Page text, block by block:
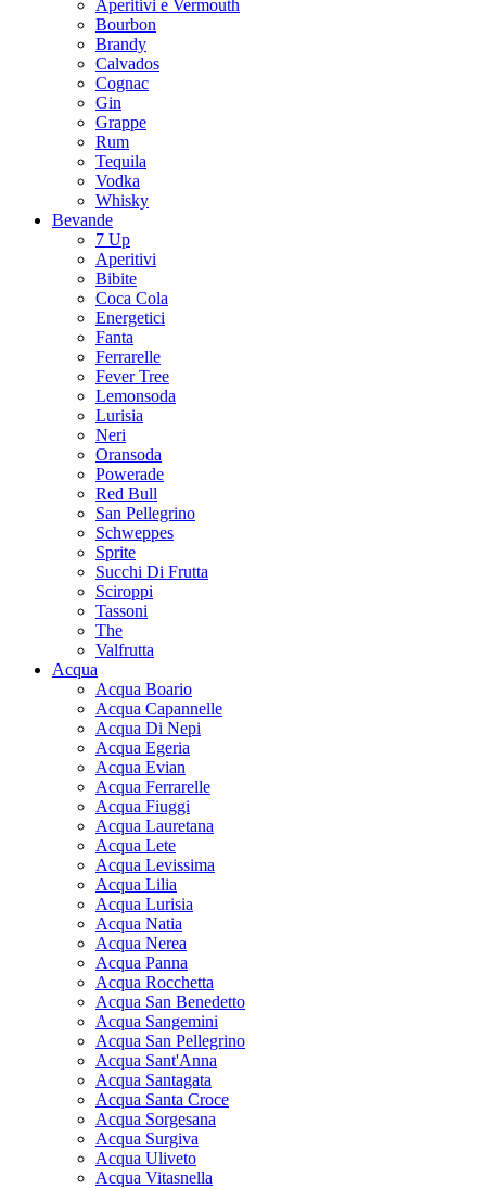
Aperitivi e Vermouth
Bourbon
Brandy
Calvados
Cognac
Gin
Grappe
Rum
Tequila
Vodka
Whisky
Bevande
7 Up
Aperitivi
Bibite
Coca Cola
Energetici
Fanta
Ferrarelle
Fever Tree
Lemonsoda
Lurisia
Neri
Oransoda
Powerade
Red Bull
San Pellegrino
Schweppes
Sprite
Succhi Di Frutta
Sciroppi
Tassoni
The
Valfrutta
Acqua
Acqua Boario
Acqua Capannelle
Acqua Di Nepi
Acqua Egeria
Acqua Evian
Acqua Ferrarelle
Acqua Fiuggi
Acqua Lauretana
Acqua Lete
Acqua Levissima
Acqua Lilia
Acqua Lurisia
Acqua Natia
Acqua Nerea
Acqua Panna
Acqua Rocchetta
Acqua San Benedetto
Acqua Sangemini
Acqua San Pellegrino
Acqua Sant'Anna
Acqua Santagata
Acqua Santa Croce
Acqua Sorgesana
Acqua Surgiva
Acqua Uliveto
Acqua Vitasnella